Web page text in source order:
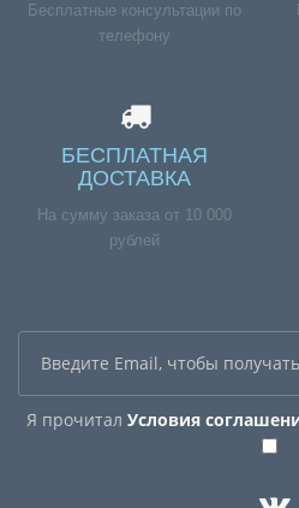
Бесплатные консультации по
телефону
БЕСПЛАТНАЯ
ДОСТАВКА
На сумму заказа от 10 000
рублей
Я прочитал Условия